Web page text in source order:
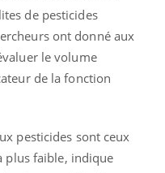
de pesticides
ont donné aux
le volume
de la fonction
pesticides sont ceux
plus faible, indique